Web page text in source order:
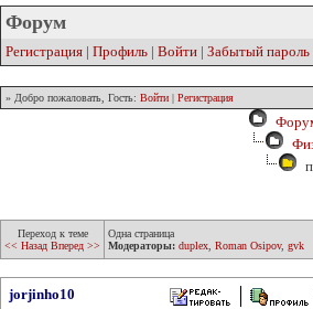
Форум
Регистрация | Профиль | Войти | Забытый пароль
» Добро пожаловать, Гость: Войти | Регистрация
Переход к теме
<< Назад Вперед >>
Одна страница
Модераторы: duplex Roman Osipov, gvk
jorjinho10